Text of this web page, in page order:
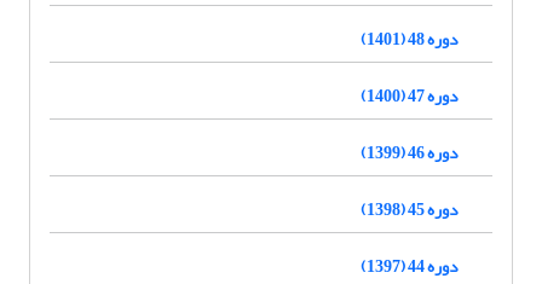
دوره 48 (1401)
دوره 47 (1400)
دوره 46 (1399)
دوره 45 (1398)
دوره 44 (1397)